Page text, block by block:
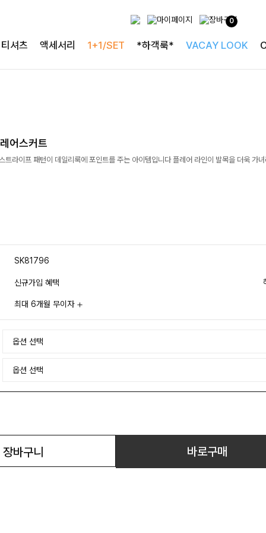
0
티셔츠 액세서리 1+1/SET *하객룩* VACAY LOOK
어스커트
라이프 패턴이 데일리룩에 포인트를 주는 아이템입니다 플레어 라인이 발목을 더욱 가
SK81796
신규가입 혜택
최대 6개월 무이자
장바구니 바로구매